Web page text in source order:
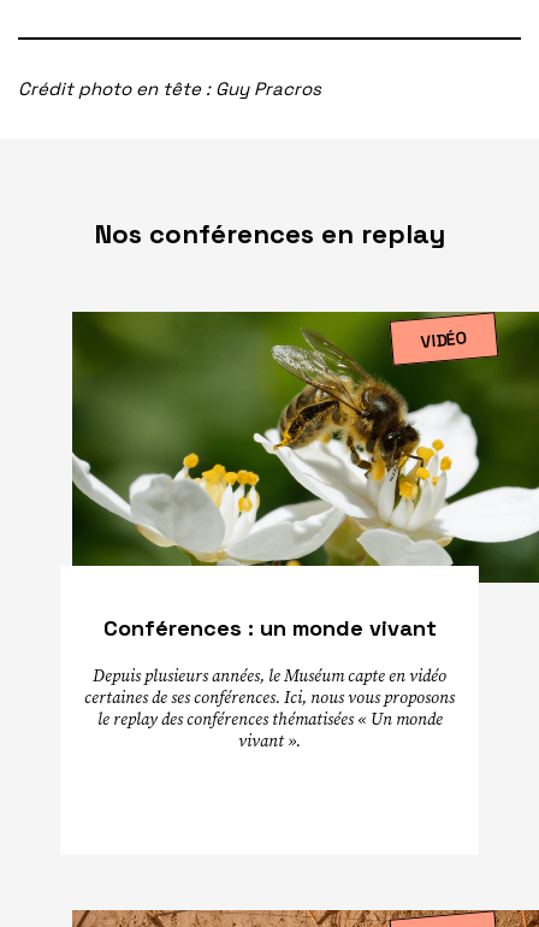
Crédit photo en tête : Guy Pracros
Nos conférences en replay
VIDÉO
Conférences : un monde vivant
Depuis plusieurs années, le Muséum capte en vidéo
certaines de ses conférences. Ici, nous vous proposons
le replay des conférences thématisées « Un monde
vivant ».